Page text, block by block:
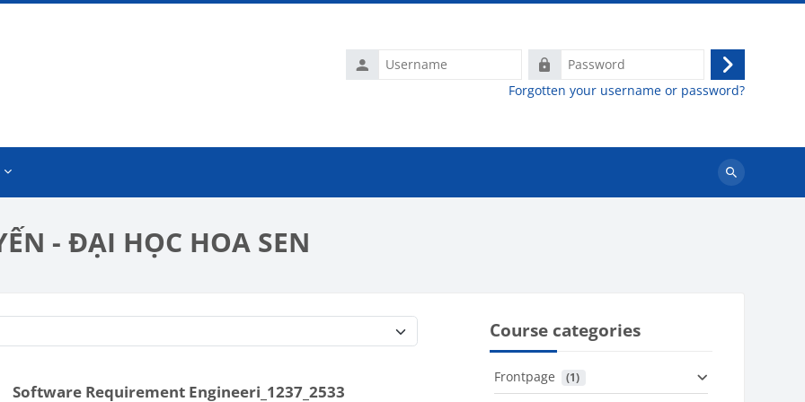
Username
Password
Log
in
Forgotten your username or password?
Search
- ĐẠI HỌC HOA SEN
Software Requirement Engineeri_1237_2533
Course categories
Frontpage (1)